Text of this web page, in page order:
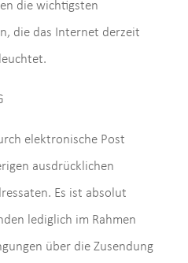
die wichtigsten
die das Internet derzeit
elektronische Post
ausdrücklichen
Es ist absolut
lediglich im Rahmen
über die Zusendung